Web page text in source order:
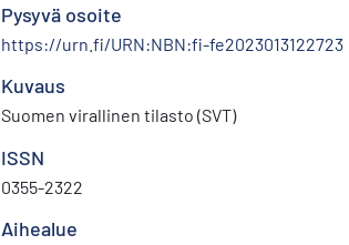
Pysyvä osoite
https://urn.fi/URN:NBN:fi-fe2023013122723
Kuvaus
Suomen virallinen tilasto (SVT)
ISSN
0355-2322
Aihealue